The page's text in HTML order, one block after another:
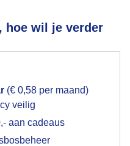
hoe wil je verder
(€ 0,58 per maand)
veilig
aan cadeaus
voor het
op hebt gegeven,
uit je browser waarin